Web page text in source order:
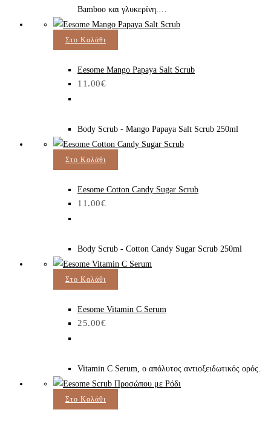
Bamboo και γλυκερίνη.…
Στο Καλάθι
Eesome Mango Papaya Salt Scrub
11.00€
Body Scrub - Mango Papaya Salt Scrub 250ml
Στο Καλάθι
Eesome Cotton Candy Sugar Scrub
11.00€
Body Scrub - Cotton Candy Sugar Scrub 250ml
Στο Καλάθι
Eesome Vitamin C Serum
25.00€
Vitamin C Serum, ο απόλυτος αντιοξειδωτικός ορός.
Στο Καλάθι